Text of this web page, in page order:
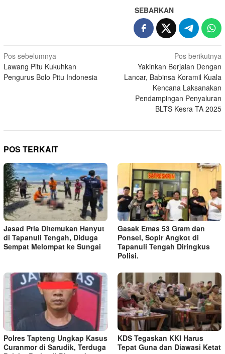
SEBARKAN
Navigasi
pos
Pos sebelumnya
Lawang Pitu Kukuhkan
Pengurus Bolo Pitu Indonesia
Pos berikutnya
Yakinkan Berjalan Dengan
Lancar, Babinsa Koramil Kuala
Kencana Laksanakan
Pendampingan Penyaluran
BLTS Kesra TA 2025
POS TERKAIT
Jasad Pria Ditemukan Hanyut
di Tapanuli Tengah, Diduga
Sempat Melompat ke Sungai
Gasak Emas 53 Gram dan
Ponsel, Sopir Angkot di
Tapanuli Tengah Diringkus
Polisi.
Polres Tapteng Ungkap Kasus
Curanmor di Sarudik, Terduga
KDS Tegaskan KKI Harus
Tepat Guna dan Diawasi Ketat